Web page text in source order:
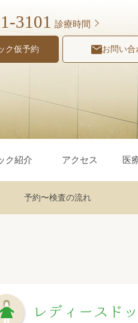
3101 診療時間
ク仮予約 お問い合
ク紹介 アクセス 医
予約〜検査の流れ
レディースド